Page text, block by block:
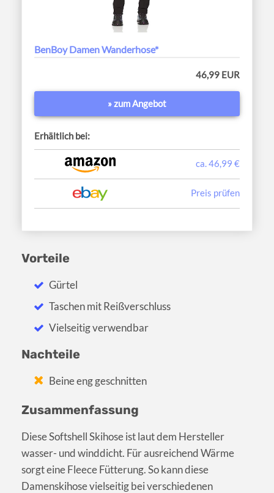
BenBoy Damen Wanderhose*
46,99 EUR
» zum Angebot
Erhältlich bei:
ca. 46,99 €
Preis prüfen
Vorteile
Gürtel
Taschen mit Reißverschluss
Vielseitig verwendbar
Nachteile
Beine eng geschnitten
Zusammenfassung
Diese Softshell Skihose ist laut dem Hersteller
wasser- und winddicht. Für ausreichend Wärme
sorgt eine Fleece Fütterung. So kann diese
Damenskihose vielseitig bei verschiedenen